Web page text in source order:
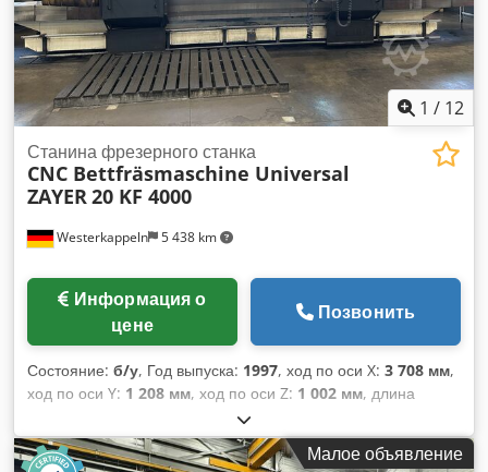
1 / 12
Westerkappeln 5 438 km
Станина фрезерного станка
CNC Bettfräsmaschine Universal
ZAYER20 KF 4000
цене
Позвонить
Состояние: б/у, Год выпуска: 1997, ход по оси X: 3 708 мм,
ход по оси Y: 1 208 мм, ход по оси Z: 1 002 мм, длина
, длина подачи по оси Y:
мм, длина подачи по оси Z:5 000 мм, быстрый ход по оси
X:15 м/мин, быстрая подача по оси Y:15 м/мин, быстрая
Малое объявление